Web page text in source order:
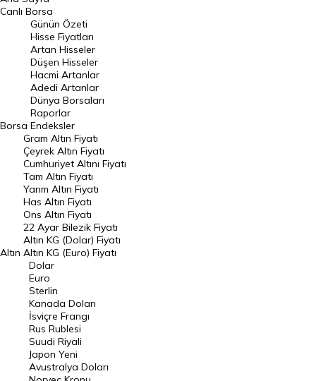
BIST 100 Hisseleri
En Çok Artan Hisseler
En Çok Düşen Hisseler
Hacmi Artanlar
Geçmiş Kapanışlar
Dünya Borsaları
Raporlar
Endeksler
DÖVİZ
Döviz Kuru
Dolar Kuru
Euro Kuru
Pound Kuru
Frank Kuru
Riyal Kuru
Avustralya Doları
Danimarka Kronu Kuru
Canlı Borsa
Borsa
Günün Özeti
Hisse Fiyatları
Artan Hisseler
Düşen Hisseler
Hacmi Artanlar
Adedi Artanlar
Dünya Borsaları
Raporlar
Endeksler
Altın
Gram Altın Fiyatı
Çeyrek Altın Fiyatı
Cumhuriyet Altını Fiyatı
Tam Altın Fiyatı
Yarım Altın Fiyatı
Has Altın Fiyatı
Ons Altın Fiyatı
22 Ayar Bilezik Fiyatı
Altın KG (Dolar) Fiyatı
Altın KG (Euro) Fiyatı
Dolar
Euro
Sterlin
Kanada Doları
İsviçre Frangı
Rus Rublesi
Suudi Riyali
Japon Yeni
Avustralya Doları